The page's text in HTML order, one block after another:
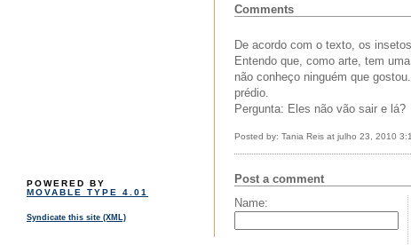
POWERED BY
MOVABLE TYPE 4.01
Syndicate this site (XML)
Comments
De acordo com o texto, os
Entendo que, como arte, tem
não conheço ninguém que
prédio.
Pergunta: Eles não vão sair e lá?
Posted by: Tania Reis at julho 23, 2010
Post a comment
Name: